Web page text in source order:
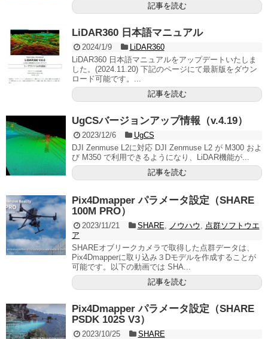
記事を読む
LiDAR360 日本語マニュアル
2024/1/9
LiDAR360
LiDAR360 日本語マニュアルをアップデートいたしま
した。(2024.11.20) 下記のページにて最新版をダウン
ロード可能です。...
記事を読む
UgCSバージョンアップ情報（v.4.19）
2023/12/6
UgCS
DJI Zenmuse L2に対応 DJI Zenmuse L2 が M300 およ
び M350 で利用できるようになり、LiDAR機能が...
記事を読む
Pix4Dmapper パラメータ設定（SHARE
100M PRO）
2023/11/21 SHARE ノウハウ
点群ソフトウエ
ア
SHAREオブリークカメラで取得した点群データは、
Pix4Dmapperに取り込み３Dモデルを作成することが
可能です。以下の動画では SHA...
記事を読む
Pix4Dmapper パラメータ設定（SHARE
PSDK 102S V3）
2023/10/25
SHARE